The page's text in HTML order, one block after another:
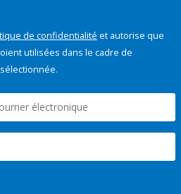
de confidentialité et autorise que
utilisées dans le cadre de